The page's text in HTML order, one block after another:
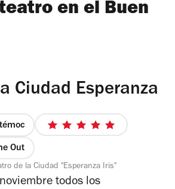
en el Buen
Ciudad Esperanza
5
estrellas
Out
de la Ciudad "Esperanza Iris"
todos los